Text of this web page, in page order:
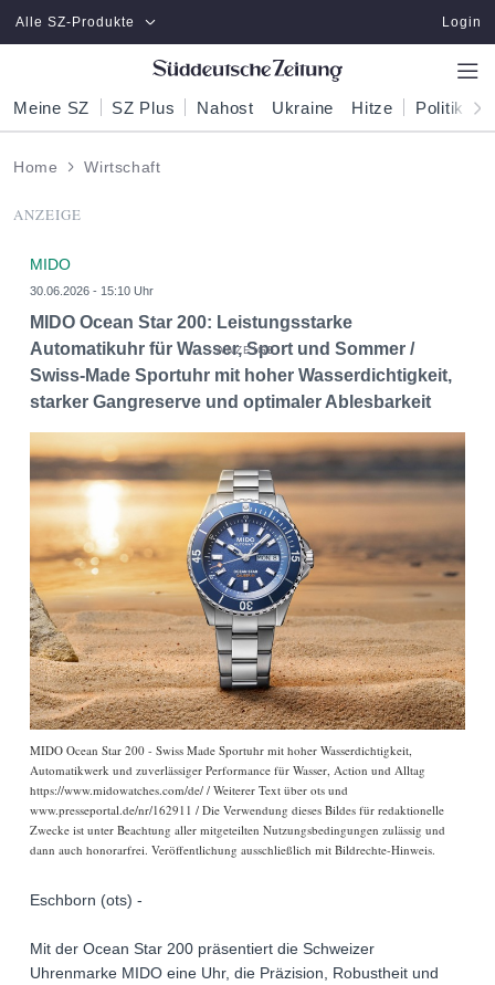
Zum Hauptinhalt springen
Alle SZ-Produkte Login
Meine SZ SZ Plus Nahost Ukraine Hitze Politik
Home Wirtschaft
ANZEIGE
MIDO
30.06.2026 - 15:10 Uhr
MIDO Ocean Star 200: Leistungsstarke
Automatikuhr für Wasser, Sport und Sommer /
Swiss-Made Sportuhr mit hoher Wasserdichtigkeit,
starker Gangreserve und optimaler Ablesbarkeit
MIDO Ocean Star 200 - Swiss Made Sportuhr mit hoher Wasserdichtigkeit,
Automatikwerk und zuverlässiger Performance für Wasser, Action und Alltag
https://www.midowatches.com/de/ / Weiterer Text über ots und
www.presseportal.de/nr/162911 / Die Verwendung dieses Bildes für redaktionelle
Zwecke ist unter Beachtung aller mitgeteilten Nutzungsbedingungen zulässig und
dann auch honorarfrei. Veröffentlichung ausschließlich mit Bildrechte-Hinweis.
Eschborn (ots) -
Mit der Ocean Star 200 präsentiert die Schweizer
Uhrenmarke MIDO eine Uhr, die Präzision, Robustheit und